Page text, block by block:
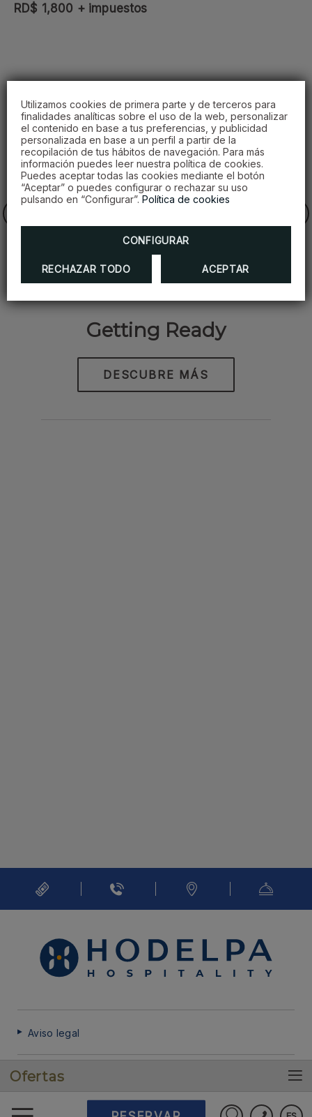
Utilizamos cookies de primera parte y de terceros para
finalidades analíticas sobre el uso de la web, personalizar
el contenido en base a tus preferencias, y publicidad
personalizada en base a un perfil a partir de la
recopilación de tus hábitos de navegación. Para más
información puedes leer nuestra política de cookies.
Puedes aceptar todas las cookies mediante el botón
“Aceptar” o puedes configurar o rechazar su uso
pulsando en “Configurar”. Política de cookies
CONFIGURAR
RECHAZAR TODO ACEPTAR
Ofertas
RD$ 1,800 + impuestos
Getting Ready
DESCUBRE MÁS
Aviso legal
Política de cookies